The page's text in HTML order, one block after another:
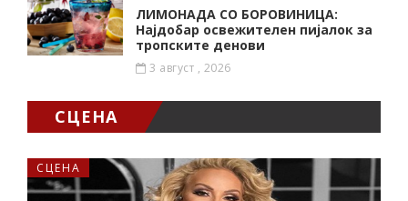
ЛИМОНАДА СО БОРОВИНИЦА:
Најдобар освежителен пијалок за
тропските денови
3 август , 2026
СЦЕНА
СЦЕНА